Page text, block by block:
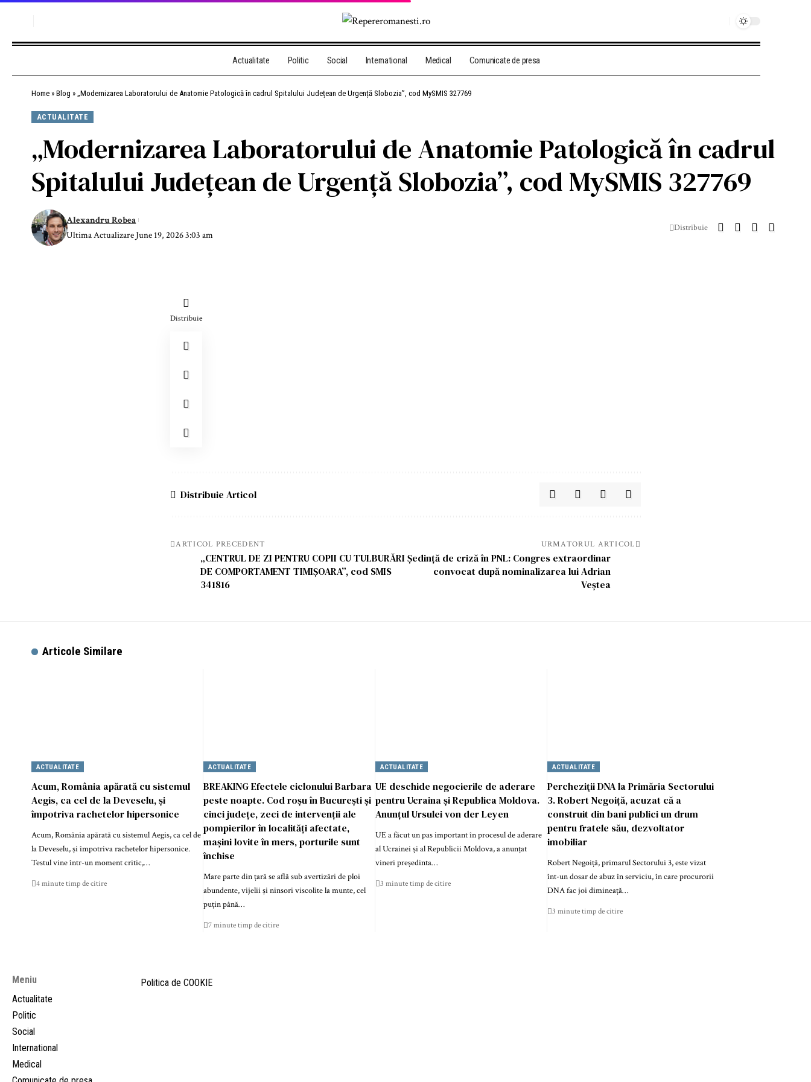
Actualitate Politic Social International Medical Comunicate de presa
Home » Blog » „Modernizarea Laboratorului de Anatomie Patologică în cadrul Spitalului Județean de Urgență Slobozia”, cod MySMIS 327769
ACTUALITATE
„Modernizarea Laboratorului de Anatomie Patologică în cadrul
Spitalului Județean de Urgență Slobozia”, cod MySMIS 327769
Ultima Actualizare June 19, 2026 3:03 am
Alexandru Robea
Distribuie
Distribuie
Distribuie Articol
ARTICOL PRECEDENT
„CENTRUL DE ZI PENTRU COPII CU TULBURĂRI
DE COMPORTAMENT TIMIȘOARA”, cod SMIS
341816
URMATORUL ARTICOL
Ședință de criză în PNL: Congres extraordinar
convocat după nominalizarea lui Adrian
Veștea
Articole Similare
ACTUALITATE
Acum, România apărată cu sistemul
Aegis, ca cel de la Deveselu, și
împotriva rachetelor hipersonice
Acum, România apărată cu sistemul Aegis, ca cel de
la Deveselu, și împotriva rachetelor hipersonice.
Testul vine într-un moment critic,…
4 minute timp de citire
ACTUALITATE
BREAKING Efectele ciclonului Barbara
peste noapte. Cod roșu în București și
cinci județe, zeci de intervenții ale
pompierilor în localități afectate,
mașini lovite în mers, porturile sunt
închise
Mare parte din țară se află sub avertizări de ploi
abundente, vijelii și ninsori viscolite la munte, cel
puțin până…
7 minute timp de citire
ACTUALITATE
UE deschide negocierile de aderare
pentru Ucraina și Republica Moldova.
Anunțul Ursulei von der Leyen
UE a făcut un pas important în procesul de aderare
al Ucrainei și al Republicii Moldova, a anunțat
vineri președinta…
3 minute timp de citire
ACTUALITATE
Percheziţii DNA la Primăria Sectorului
3. Robert Negoiță, acuzat că a
construit din bani publici un drum
pentru fratele său, dezvoltator
imobiliar
Robert Negoiță, primarul Sectorului 3, este vizat
înt-un dosar de abuz în serviciu, în care procurorii
DNA fac joi dimineață…
3 minute timp de citire
Meniu
Actualitate
Politic
Social
International
Medical
Politica de COOKIE